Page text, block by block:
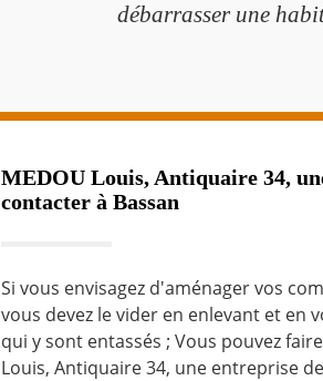
débarrasser une
MEDOU Louis, Antiquaire 34,
contacter à Bassan
Si vous envisagez d'aménager vos
vous devez le vider en enlevant et en
qui y sont entassés ; Vous pouvez
Louis, Antiquaire 34, une entreprise